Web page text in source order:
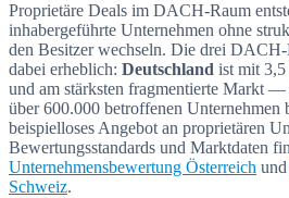
Proprietäre Deals im DACH-Raum
inhabergeführte Unternehmen ohne
den Besitzer wechseln. Die drei DACH-
dabei erheblich: Deutschland ist mit
und am stärksten fragmentierte Markt
über 600.000 betroffenen Unternehmen
beispielloses Angebot an proprietären
Bewertungsstandards und Marktdaten
Unternehmensbewertung Österreich und
Schweiz.